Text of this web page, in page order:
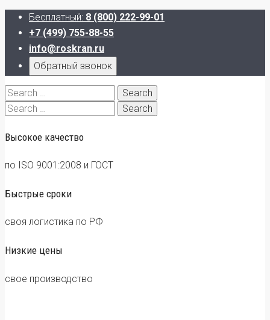
Бесплатный: 8 (800) 222-99-01
+7 (499) 755-88-55
info@roskran.ru
Обратный звонок
Search
for:
Search
Высокое качество
по ISO 9001:2008 и ГОСТ
Быстрые сроки
своя логистика по РФ
Низкие цены
свое производство